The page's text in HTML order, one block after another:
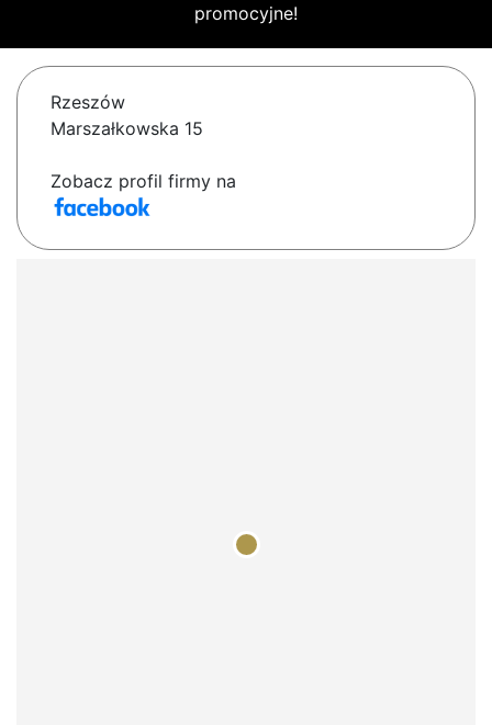
promocyjne!
Rzeszów
Marszałkowska 15
Zobacz profil firmy na